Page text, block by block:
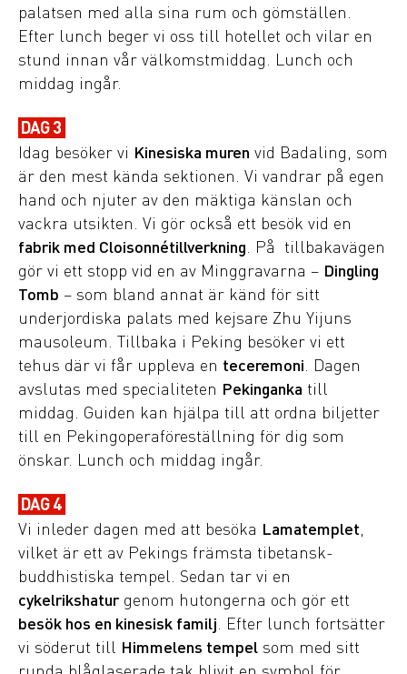
palatsen med alla sina rum och gömställen.
Efter lunch beger vi oss till hotellet och vilar en
stund innan vår välkomstmiddag. Lunch och
middag ingår.
DAG 3
Idag besöker vi Kinesiska muren vid Badaling, som
är den mest kända sektionen. Vi vandrar på egen
hand och njuter av den mäktiga känslan och
vackra utsikten. Vi gör också ett besök vid en
fabrik med Cloisonnétillverkning . På tillbakavägen
gör vi ett stopp vid en av Minggravarna – Dingling
Tomb – som bland annat är känd för sitt
underjordiska palats med kejsare Zhu Yijuns
mausoleum. Tillbaka i Peking besöker vi ett
tehus där vi får uppleva en teceremoni . Dagen
avslutas med specialiteten Pekinganka till
middag. Guiden kan hjälpa till att ordna biljetter
till en Pekingoperaföreställning för dig som
önskar. Lunch och middag ingår.
DAG 4
Vi inleder dagen med att besöka Lamatemplet
vilket är ett av Pekings främsta tibetansk-
buddhistiska tempel. Sedan tar vi en
cykelrikshaturgenom hutongerna och gör ett
besök hos en kinesisk familj . Efter lunch fortsätter
vi söderut till Himmelens tempel som med sitt